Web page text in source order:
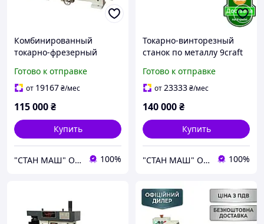
Комбинированный
токарно-фрезерный
(Токарный и фрезерный)
Готово к отправке
от 19167₴/мес
115 000₴
Купить
"СТАН МАШ" Официальный дилер TM: Holzmann, OPTImum, FDB Maschinen, Holzstar, Proma, Torin. 100%
Токарно-винторезный
станок по металлу 9craft
Готово к отправке
от23333₴/мес
140 000₴
Купить
"СТАН МАШ" Официальный дилер TM: Holzmann, OPTImum, FDB Maschinen, Holzstar, Proma, Torin. 100%